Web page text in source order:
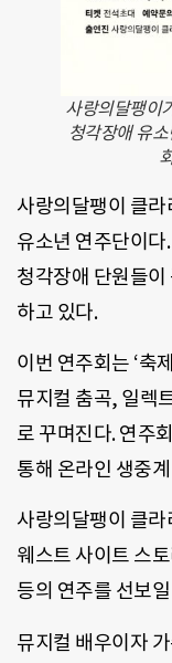
사랑의달팽이
청각장애 유
사랑의달팽이 클
유소년 연주단이
청각장애 단원들
하고 있다.
이번 연주회는 ‘축
뮤지컬 춤곡, 일렉
로 꾸며진다. 연주
통해 온라인 생중
사랑의달팽이 클
웨스트 사이트 스
등의 연주를 선보
뮤지컬 배우이자